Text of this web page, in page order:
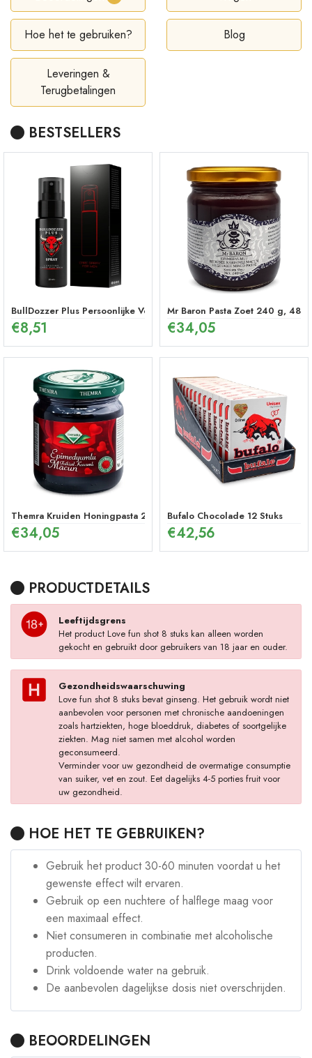
Hoe het te gebruiken? Blog
Leveringen &
Terugbetalingen
BESTSELLERS
BullDozzer Plus Persoonlijke Verzorgingsspray
€8,51
Mr Baron Pasta Zoet 240 g, 48
€34,05
Themra Kruiden Honingpasta 240 g – Energetische Mix
€34,05
Bufalo Chocolade 12 Stuks
€42,56
PRODUCTDETAILS
Leeftijdsgrens
Het product Love fun shot 8 stuks kan alleen worden
gekocht en gebruikt door gebruikers van 18 jaar en ouder.
Gezondheidswaarschuwing
Love fun shot 8 stuks bevat ginseng. Het gebruik wordt niet
aanbevolen voor personen met chronische aandoeningen
zoals hartziekten, hoge bloeddruk, diabetes of soortgelijke
ziekten. Mag niet samen met alcohol worden
geconsumeerd.
Verminder voor uw gezondheid de overmatige consumptie
van suiker, vet en zout. Eet dagelijks 4-5 porties fruit voor
uw gezondheid.
HOE HET TE GEBRUIKEN?
Gebruik het product 30-60 minuten voordat u het
gewenste effect wilt ervaren.
Gebruik op een nuchtere of halflege maag voor
een maximaal effect.
Niet consumeren in combinatie met alcoholische
producten.
Drink voldoende water na gebruik.
De aanbevolen dagelijkse dosis niet overschrijden.
BEOORDELINGEN